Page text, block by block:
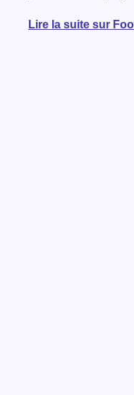
Lire la suite sur